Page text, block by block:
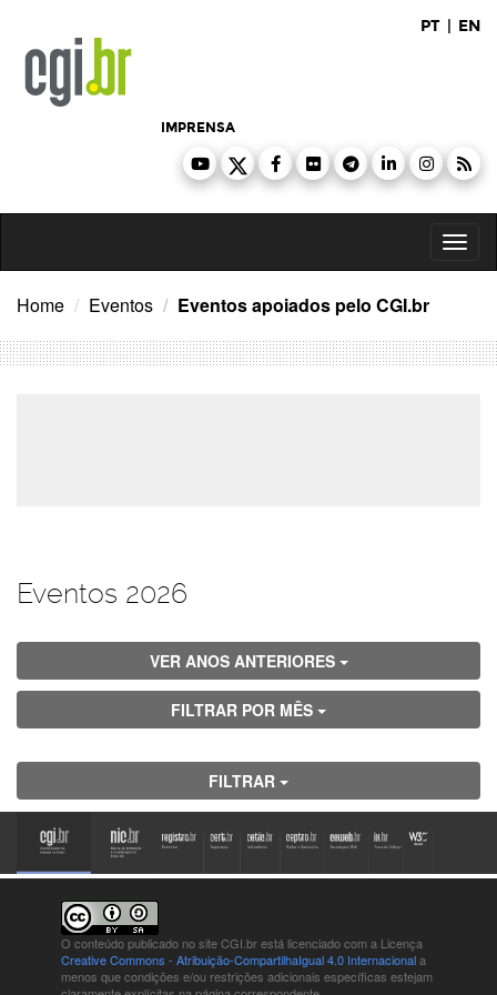
conteúdo
PT | EN
IMPRENSA
Home Eventos Eventos apoiados pelo CGI.br
Eventos 2026
VER ANOS ANTERIORES
FILTRAR POR MÊS
FILTRAR
O conteúdo publicado no site CGI.br está licenciado com a Licença
Creative Commons - Atribuição-CompartilhaIgual 4.0 Internacionala
menos que condições e/ou restrições adicionais específicas estejam